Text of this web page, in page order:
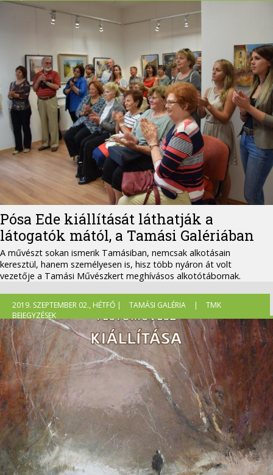
Pósa Ede kiállítását láthatják a
látogatók mától, a Tamási Galériában
A művészt sokan ismerik Tamásiban, nemcsak alkotásain
keresztül, hanem személyesen is, hisz több nyáron át volt
vezetője a Tamási Művészkert meghívásos alkotótábornak.
2019. SZEPTEMBER 02., HÉTFŐ | TAMÁSI GALÉRIA |
TMK
BEJEGYZÉSEK